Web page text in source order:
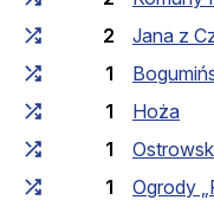
2
Jana z
1
1
Hoża
1
1
Ogrody